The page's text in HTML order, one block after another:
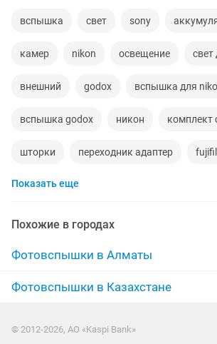
вспышка свет sony
камер nikon освещение свет
внешний godox вспышка для
вспышка godox никон комплект
шторки переходник адаптер
canon 600
ведущие mark светодиодное
nikon объективы canon eos
Показать еще
Похожие в городах
Фотовспышки в Алматы
Фотовспышки в Казахстане
© 2012-2026, АО «Kaspi Bank»